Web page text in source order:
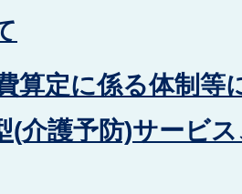
算定に係る体制等
(介護予防)サービ